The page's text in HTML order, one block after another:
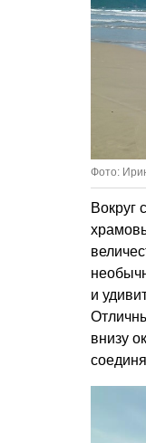
Фото:
Вокруг
и
внизу